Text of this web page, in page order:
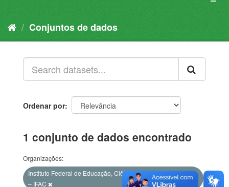
Conjuntos de dados
Ordenar por
1 conjunto de dados encontrado
Organizações:
Instituto Federal de Educação, Ciência e Tecnologia do Acre
– IFAC